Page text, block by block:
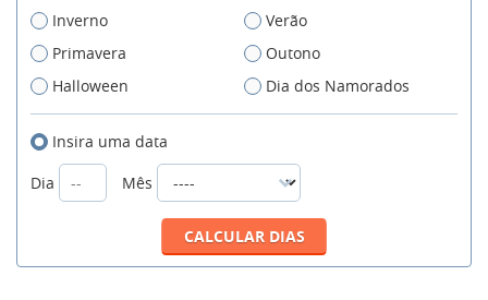
Inverno
Verão
Primavera
Outono
Halloween
Dia dos Namorados
Insira uma data
Dia
Mês